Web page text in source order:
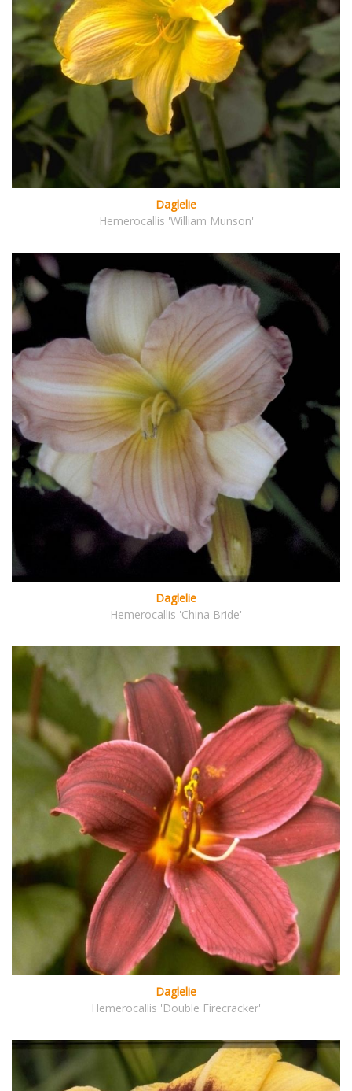
Daglelie
Hemerocallis 'William Munson'
Daglelie
Hemerocallis 'China Bride'
Daglelie
Hemerocallis 'Double Firecracker'